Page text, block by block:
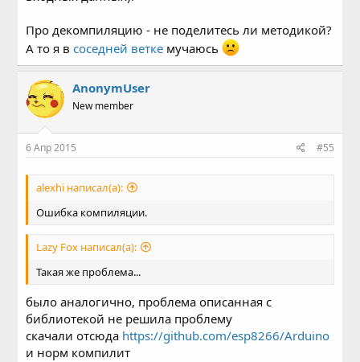
Про декомпиляцию - не поделитесь ли методикой?
А то я всоседней ветке мучаюсь
AnonymUser
New member
6 Апр 2015 #55
alexhi написал(а):
Ошибка компиляции.
Lazy Fox написал(а):
Такая же проблема...
было аналогично, проблема описанная с
библиотекой не решила проблему
скачали отсюда https://github.com/esp8266/Arduino
и норм компилит